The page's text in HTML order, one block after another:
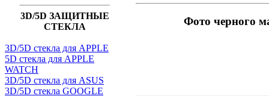
3D/5D ЗАЩИТНЫЕ
СТЕКЛА
3D/5D стекла для APPLE
5D стекла для APPLE
WATCH
3D/5D стекла для ASUS
3D/5D стекла GOOGLE
Фото черного